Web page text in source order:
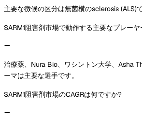
主要な徴候の区分は無菌横のsclerosis (ALS)で
SARM1阻害剤市場で動作する主要なプレー
治療薬、Nura Bio、ワシントン大学、Asha
ーマは主要な選手です。
SARM1阻害剤市場のCAGRは何ですか?